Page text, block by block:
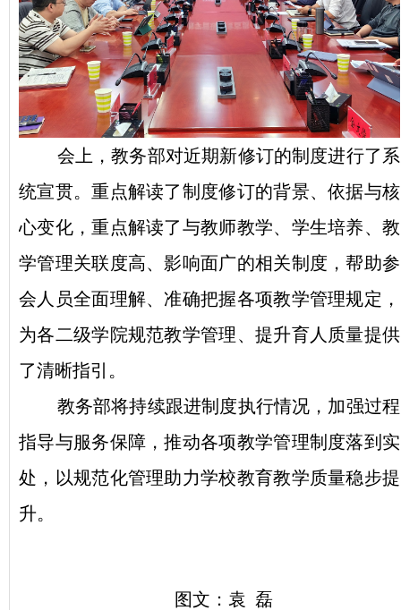
会上，教务部对近期新修订的制度进行了系
统宣贯。重点解读了制度修订的背景、依据与核
心变化，重点解读了与教师教学、学生培养、教
学管理关联度高、影响面广的相关制度，帮助参
会人员全面理解、准确把握各项教学管理规定，
为各二级学院规范教学管理、提升育人质量提供
了清晰指引。
教务部将持续跟进制度执行情况，加强过程
指导与服务保障，推动各项教学管理制度落到实
处，以规范化管理助力学校教育教学质量稳步提
升。
图文：袁 磊